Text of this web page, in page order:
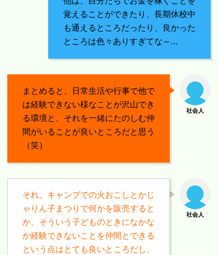
覚えることができたり、長期休校中
も通えるところだったり、良かった
ところは色々ありすぎてな～...
まとめると、日常生活や行事で他で
は経験できない様なことが沢山でき
る環境と、それを一緒にたのしむ仲
間がいることが良いところだと思う
（笑）
それ。キャンプでの火おこしとかじ
ゃりん子まつりで何かを販売すると
か、そういう子どものときになかな
か経験できないことを仲間とできる
という点はとても良いところだし、